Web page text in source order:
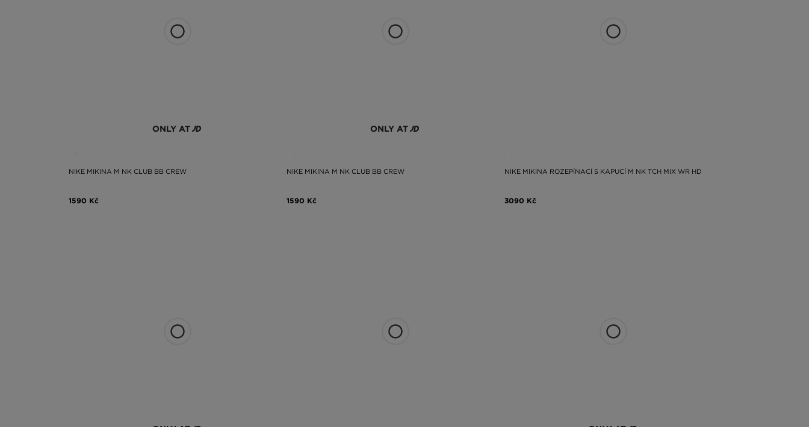
ONLY AT
NIKE MIKINA M NK CLUB BB CREW
1590 Kč
ONLY AT
NIKE MIKINA M NK CLUB BB CREW
1590 Kč
NIKE MIKINA ROZEPÍNACÍ S KAPUCÍ M NK TCH MIX WR HD
3090 Kč